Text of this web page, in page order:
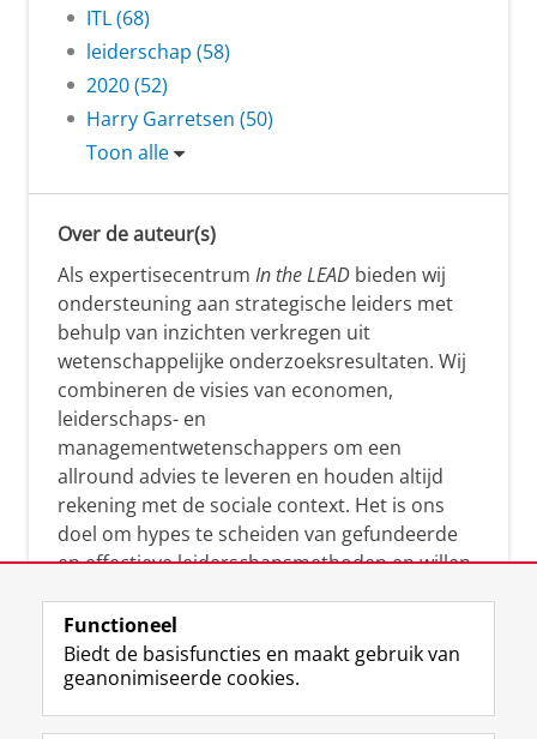
ITL (68)
leiderschap (58)
2020 (52)
Harry Garretsen (50)
Toon alle
Over de auteur(s)
Als expertisecentrum In the LEAD bieden wij
ondersteuning aan strategische leiders met
behulp van inzichten verkregen uit
wetenschappelijke onderzoeksresultaten. Wij
combineren de visies van economen,
leiderschaps- en
managementwetenschappers om een
allround advies te leveren en houden altijd
rekening met de sociale context. Het is ons
doel om hypes te scheiden van gefundeerde
en effectieve leiderschapsmethoden en willen
manier te reageren op economische en
maatschappelijke kwesties. Samen tillen wij
het leiderschap in uw organisatie naar een
Functioneel
Biedt de basisfuncties en maakt gebruik van
geanonimiseerde cookies.